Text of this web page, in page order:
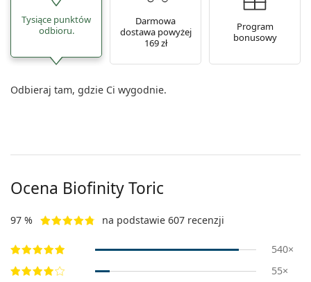
Tysiące punktów
odbioru.
Darmowa
dostawa powyżej
169 zł
Program
bonusowy
Odbieraj tam, gdzie Ci wygodnie.
Ocena Biofinity Toric
97 % na podstawie 607 recenzji
540×
55×